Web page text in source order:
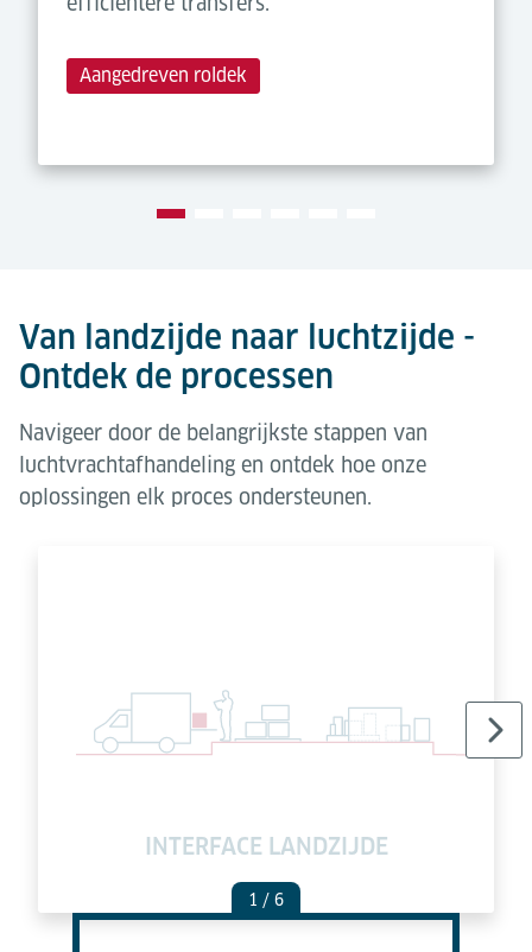
Aangedreven roldek
Van landzijde naar luchtzijde -
Ontdek de processen
Navigeer door de belangrijkste stappen van
luchtvrachtafhandeling en ontdek hoe onze
oplossingen elk proces ondersteunen.
INTERFACE LANDZIJDE
1 / 6